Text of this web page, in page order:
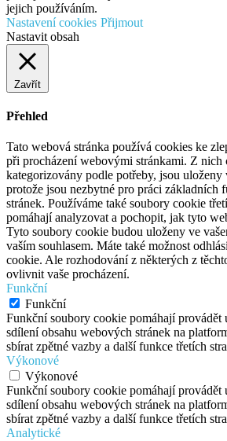
jejich používáním.
Nastavení cookies Přijmout
Nastavit obsah
Zavřít
Přehled
Tato webová stránka používá cookies ke
při procházení webovými stránkami. Z nich
kategorizovány podle potřeby, jsou uloženy
protože jsou nezbytné pro práci základních
stránek. Používáme také soubory cookie
pomáhají analyzovat a pochopit, jak tyto
Tyto soubory cookie budou uloženy ve
vaším souhlasem. Máte také možnost
cookie. Ale rozhodování z některých z
ovlivnit vaše procházení.
Funkční
Funkční
Funkční soubory cookie pomáhají provádět
sdílení obsahu webových stránek na
sbírat zpětné vazby a další funkce třetích
Výkonové
Výkonové
Funkční soubory cookie pomáhají provádět
sdílení obsahu webových stránek na
sbírat zpětné vazby a další funkce třetích
Analytické